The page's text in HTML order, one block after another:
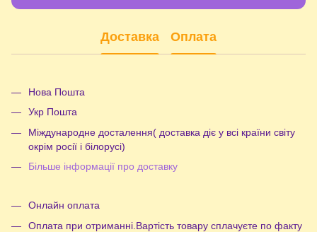
Доставка Оплата
Нова Пошта
Укр Пошта
Міждународне досталення( доставка діє у всі країни світу
окрім росії і білорусі)
Більше інформації про доставку
Онлайн оплата
Оплата при отриманні.Вартість товару сплачуєте по факту